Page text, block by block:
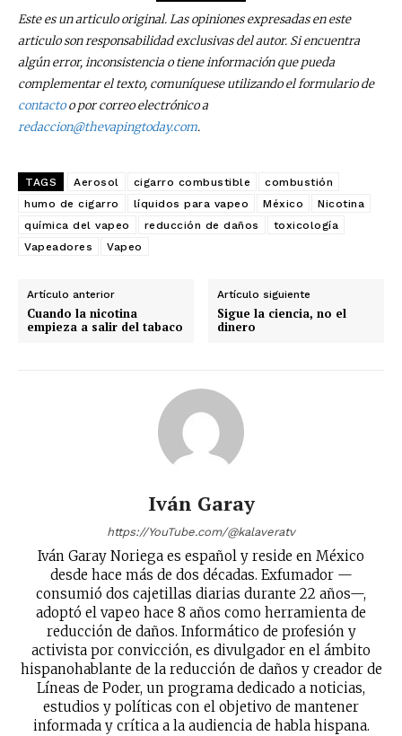
Este es un articulo original. Las opiniones expresadas en este
articulo son responsabilidad exclusivas del autor. Si encuentra
algún error, inconsistencia o tiene información que pueda
complementar el texto, comuníquese utilizando el formulario de
contactoo por correo electrónico a
redaccion@thevapingtoday.com.
TAGS Aerosol cigarro combustible
combustión
humo de cigarro
líquidos para vapeo México
Nicotina
química del vapeo
reducción de daños
toxicología
Vapeadores
Vapeo
Artículo anterior
Cuando la nicotina
empieza a salir del tabaco
Artículo siguiente
Sigue la ciencia, no el
dinero
Iván Garay
https://YouTube.com/@kalaveratv
Iván Garay Noriega es español y reside en México
desde hace más de dos décadas. Exfumador —
consumió dos cajetillas diarias durante 22 años—,
adoptó el vapeo hace 8 años como herramienta de
reducción de daños. Informático de profesión y
activista por convicción, es divulgador en el ámbito
hispanohablante de la reducción de daños y creador de
Líneas de Poder, un programa dedicado a noticias,
estudios y políticas con el objetivo de mantener
informada y crítica a la audiencia de habla hispana.